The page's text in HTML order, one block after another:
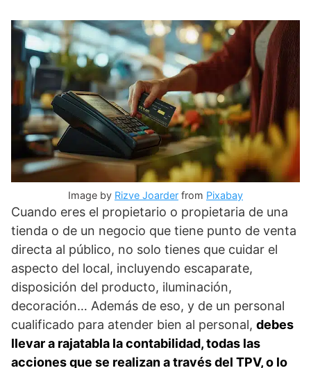
Image by Rizve Joarder from Pixabay
Cuando eres el propietario o propietaria de una
tienda o de un negocio que tiene punto de venta
directa al público, no solo tienes que cuidar el
aspecto del local, incluyendo escaparate,
disposición del producto, iluminación,
decoración… Además de eso, y de un personal
cualificado para atender bien al personal, debes
llevar a rajatabla la contabilidad, todas las
acciones que se realizan a través del TPV, o lo